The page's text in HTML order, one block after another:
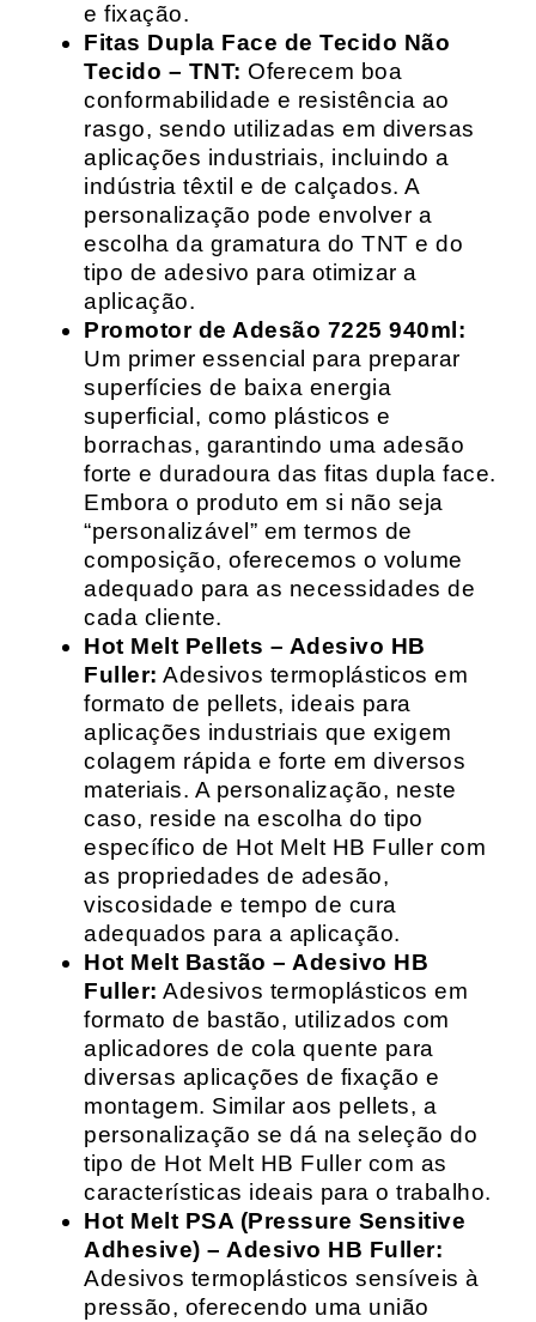
e fixação.
Fitas Dupla Face de Tecido Não
Tecido – TNT: Oferecem boa
conformabilidade e resistência ao
rasgo, sendo utilizadas em diversas
aplicações industriais, incluindo a
indústria têxtil e de calçados. A
personalização pode envolver a
escolha da gramatura do TNT e do
tipo de adesivo para otimizar a
aplicação.
Promotor de Adesão 7225 940ml:
Um primer essencial para preparar
superfícies de baixa energia
superficial, como plásticos e
borrachas, garantindo uma adesão
forte e duradoura das fitas dupla face.
Embora o produto em si não seja
“personalizável” em termos de
composição, oferecemos o volume
adequado para as necessidades de
cada cliente.
Hot Melt Pellets – Adesivo HB
Fuller: Adesivos termoplásticos em
formato de pellets, ideais para
aplicações industriais que exigem
colagem rápida e forte em diversos
materiais. A personalização, neste
caso, reside na escolha do tipo
específico de Hot Melt HB Fuller com
as propriedades de adesão,
viscosidade e tempo de cura
adequados para a aplicação.
Hot Melt Bastão – Adesivo HB
Fuller: Adesivos termoplásticos em
formato de bastão, utilizados com
aplicadores de cola quente para
diversas aplicações de fixação e
montagem. Similar aos pellets, a
personalização se dá na seleção do
tipo de Hot Melt HB Fuller com as
características ideais para o trabalho.
Hot Melt PSA (Pressure Sensitive
Adhesive) – Adesivo HB Fuller:
Adesivos termoplásticos sensíveis à
pressão, oferecendo uma união